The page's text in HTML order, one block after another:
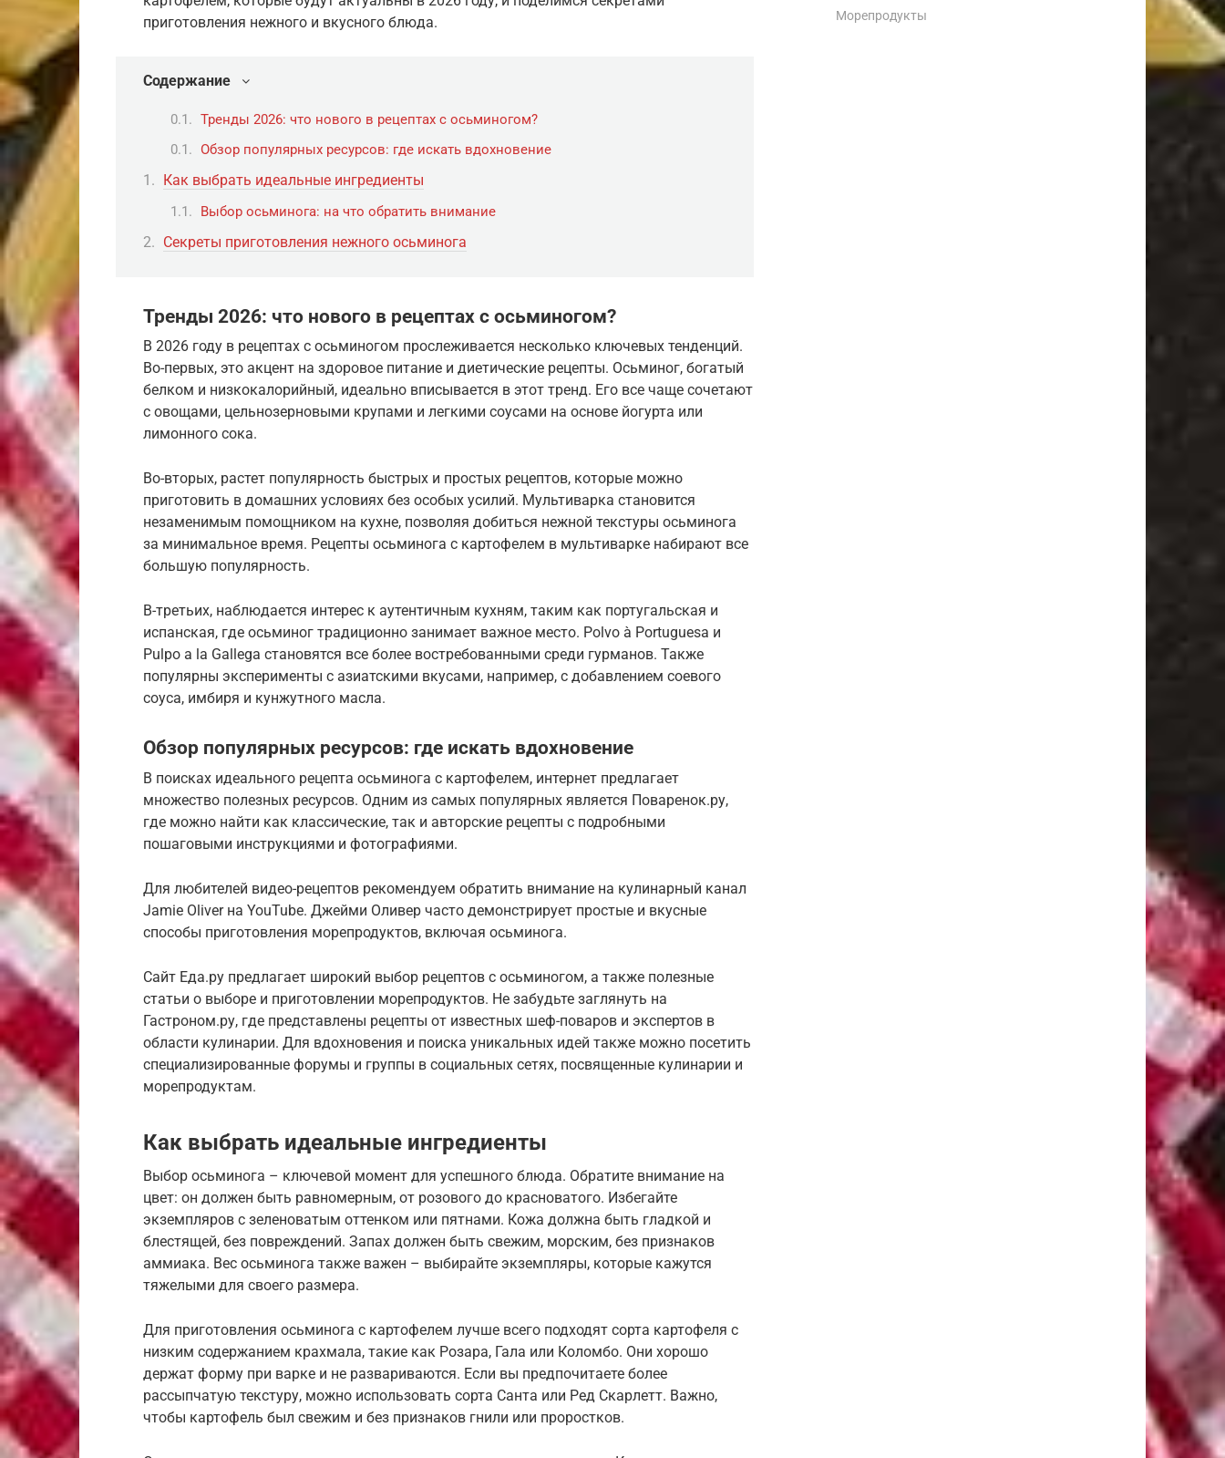
приготовления нежного и вкусного блюда.
Содержание
Тренды 2026: что нового в рецептах с осьминогом?
Обзор популярных ресурсов: где искать вдохновение
Как выбрать идеальные ингредиенты
Выбор осьминога: на что обратить внимание
Секреты приготовления нежного осьминога
Тренды 2026: что нового в рецептах с осьминогом?
В 2026 году в рецептах с осьминогом прослеживается несколько ключевых тенденций.
Во-первых, это акцент на здоровое питание и диетические рецепты. Осьминог, богатый
белком и низкокалорийный, идеально вписывается в этот тренд. Его все чаще сочетают
с овощами, цельнозерновыми крупами и легкими соусами на основе йогурта или
лимонного сока.
Во-вторых, растет популярность быстрых и простых рецептов, которые можно
приготовить в домашних условиях без особых усилий. Мультиварка становится
незаменимым помощником на кухне, позволяя добиться нежной текстуры осьминога
за минимальное время. Рецепты осьминога с картофелем в мультиварке набирают все
большую популярность.
В-третьих, наблюдается интерес к аутентичным кухням, таким как португальская и
испанская, где осьминог традиционно занимает важное место. Polvo à Portuguesa и
Pulpo a la Gallega становятся все более востребованными среди гурманов. Также
популярны эксперименты с азиатскими вкусами, например, с добавлением соевого
соуса, имбиря и кунжутного масла.
Обзор популярных ресурсов: где искать вдохновение
В поисках идеального рецепта осьминога с картофелем, интернет предлагает
множество полезных ресурсов. Одним из самых популярных является Поваренок.ру,
где можно найти как классические, так и авторские рецепты с подробными
пошаговыми инструкциями и фотографиями.
Для любителей видео-рецептов рекомендуем обратить внимание на кулинарный канал
Jamie Oliver на YouTube. Джейми Оливер часто демонстрирует простые и вкусные
способы приготовления морепродуктов, включая осьминога.
Сайт Еда.ру предлагает широкий выбор рецептов с осьминогом, а также полезные
статьи о выборе и приготовлении морепродуктов. Не забудьте заглянуть на
Гастроном.ру, где представлены рецепты от известных шеф-поваров и экспертов в
области кулинарии. Для вдохновения и поиска уникальных идей также можно посетить
специализированные форумы и группы в социальных сетях, посвященные кулинарии и
морепродуктам.
Как выбрать идеальные ингредиенты
Выбор осьминога – ключевой момент для успешного блюда. Обратите внимание на
цвет: он должен быть равномерным, от розового до красноватого. Избегайте
экземпляров с зеленоватым оттенком или пятнами. Кожа должна быть гладкой и
блестящей, без повреждений. Запах должен быть свежим, морским, без признаков
аммиака. Вес осьминога также важен – выбирайте экземпляры, которые кажутся
тяжелыми для своего размера.
Для приготовления осьминога с картофелем лучше всего подходят сорта картофеля с
низким содержанием крахмала, такие как Розара, Гала или Коломбо. Они хорошо
держат форму при варке и не развариваются. Если вы предпочитаете более
рассыпчатую текстуру, можно использовать сорта Санта или Ред Скарлетт. Важно,
чтобы картофель был свежим и без признаков гнили или проростков.
Морепродукты